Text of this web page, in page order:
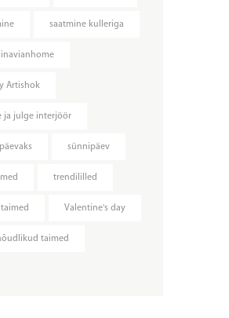
saatmine kulleriga
Artishok
ja julge interjöör
sünnipäev
trendililled
Valentine's day
taimed